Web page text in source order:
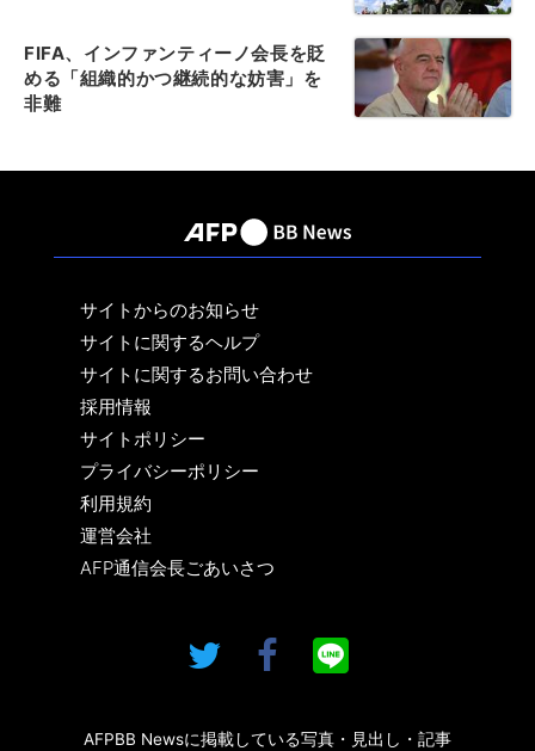
FIFA、インファンティーノ会長を貶
める「組織的かつ継続的な妨害」を
非難
サイトからのお知らせ
サイトに関するヘルプ
サイトに関するお問い合わせ
採用情報
サイトポリシー
プライバシーポリシー
利用規約
運営会社
AFP通信会長ごあいさつ
AFPBB Newsに掲載している写真・見出し・記事